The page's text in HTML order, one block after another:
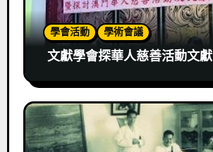
學會活動 學術會議
文獻學會探華人慈善活動文獻